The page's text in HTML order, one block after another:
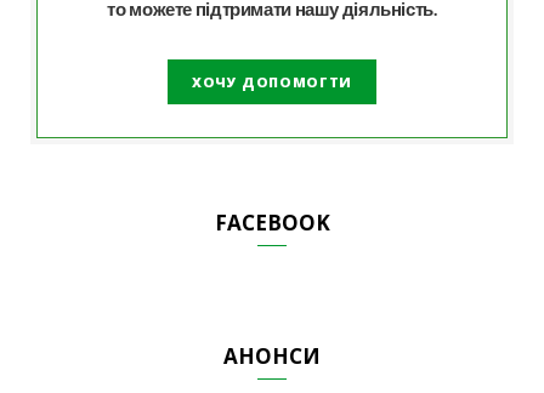
то можете підтримати нашу діяльність.
ХОЧУ ДОПОМОГТИ
FACEBOOK
АНОНСИ